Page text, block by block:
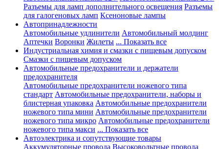
Разъемы для ламп дополнительного освещения Разъемы
для галогеновых ламп Ксеноновые лампы
Автопринадлежности
Автомобильные удлинители Автомобильный молдинг
Аптечки Воронки Жилеты ... Показать все
Индустриальная химия и смазки с пищевым допуском
Смазки с пищевым допуском
Автомобильные предохранители и держатели
предохранителя
Автомобильные предохранители ножевого типа
стандарт Автомобильные предохранители, наборы и
блистерная упаковка Автомобильные предохранители
ножевого типа мини Автомобильные предохранители
ножевого типа микро Автомобильные предохранители
ножевого типа макси ... Показать все
Автоэлектрика и сопутствующие товары
Аккумуляторные провода Высоковольтные провода